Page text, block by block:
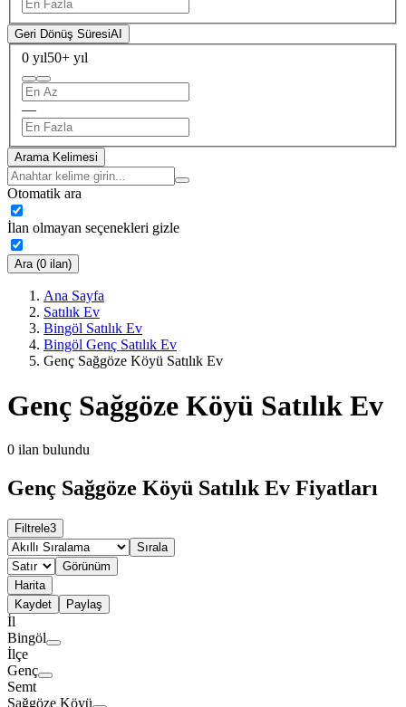
Geri Dönüş SüresiAI
0 yıl50+ yıl
—
Arama Kelimesi
Otomatik ara
İlan olmayan seçenekleri gizle
Ara (0 ilan)
Ana Sayfa
Satılık Ev
Bingöl Satılık Ev
Bingöl Genç Satılık Ev
Genç Sağgöze Köyü Satılık Ev
Genç Sağgöze Köyü Satılık Ev
0 ilan bulundu
Genç Sağgöze Köyü Satılık Ev Fiyatları
Filtrele3
Sırala
Görünüm
Harita
Kaydet
Paylaş
İl
Bingöl
İlçe
Genç
Semt
Sağgöze Köyü